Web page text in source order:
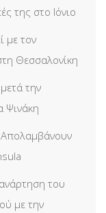
της στο Ιόνιο
με τον
Θεσσαλονίκη
την
Ψινάκη
του
με την